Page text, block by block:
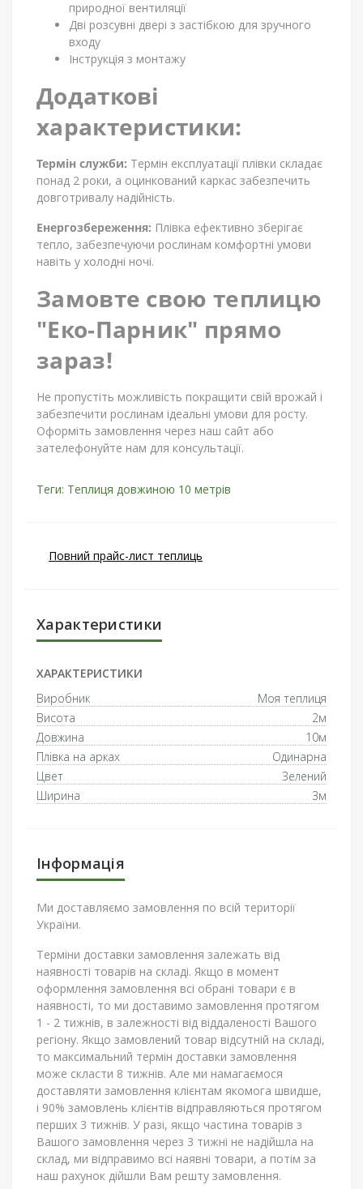
природної вентиляції
Дві розсувні двері з застібкою для зручного
входу
Інструкція з монтажу
Додаткові
характеристики:
Термін служби: Термін експлуатації плівки складає
понад 2 роки, а оцинкований каркас забезпечить
довготривалу надійність.
Енергозбереження: Плівка ефективно зберігає
тепло, забезпечуючи рослинам комфортні умови
навіть у холодні ночі.
Замовте свою теплицю
"Еко-Парник" прямо
зараз!
Не пропустіть можливість покращити свій врожай і
забезпечити рослинам ідеальні умови для росту.
Оформіть замовлення через наш сайт або
зателефонуйте нам для консультації.
Теги: Теплиця довжиною 10 метрів
Повний прайс-лист теплиць
Характеристики
ХАРАКТЕРИСТИКИ
Виробник
Моя теплиця
Висота
2м
Довжина
10м
Плівка на арках
Одинарна
Цвет
Зелений
Ширина
3м
Інформація
Ми доставляємо замовлення по всій території
України.
Терміни доставки замовлення залежать від
наявності товарів на складі. Якщо в момент
оформлення замовлення всі обрані товари є в
наявності, то ми доставимо замовлення протягом
1 - 2 тижнів, в залежності від віддаленості Вашого
регіону. Якщо замовлений товар відсутній на складі,
то максимальний термін доставки замовлення
може скласти 8 тижнів. Але ми намагаємося
доставляти замовлення клієнтам якомога швидше,
і 90% замовлень клієнтів відправляються протягом
перших 3 тижнів. У разі, якщо частина товарів з
Вашого замовлення через 3 тижні не надійшла на
склад, ми відправимо всі наявні товари, а потім за
наш рахунок дійшли Вам решту замовлення.